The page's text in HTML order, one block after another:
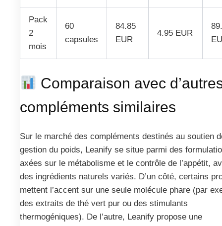
Pack
2
mois
60
capsules
84.85
EUR
4.95 EUR
Comparaison avec
compléments similaires
Sur le marché des compléments destinés au soutien
gestion du poids, Leanify se situe parmi des
axées sur le métabolisme et le contrôle de l’appétit,
des ingrédients naturels variés. D’un côté, certains
mettent l’accent sur une seule molécule phare (par
des extraits de thé vert pur ou des stimulants
thermogéniques). De l’autre, Leanify propose une